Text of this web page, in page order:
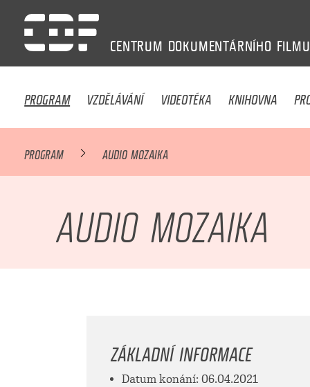
CENTRUM DOKUMENTÁRNÍHO FILMU
PROGRAM VZDĚLÁVÁNÍ VIDEOTÉKA KNIHOVNA
PROGRAM AUDIO MOZAIKA
AUDIO MOZAIKA
ZÁKLADNÍ INFORMACE
Datum konání: 06.04.2021